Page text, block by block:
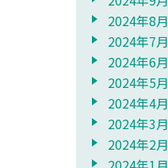
2024年8月
2024年7月
2024年6月
2024年5月
2024年4月
2024年3月
2024年2月